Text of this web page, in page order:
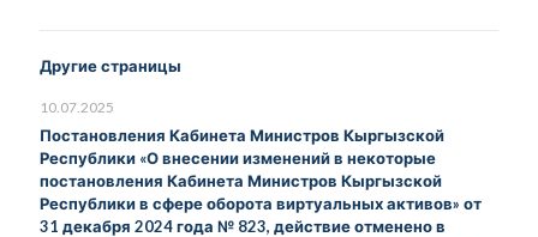
Другие страницы
10.07.2025
Постановления Кабинета Министров Кыргызской
Республики «О внесении изменений в некоторые
постановления Кабинета Министров Кыргызской
Республики в сфере оборота виртуальных активов» от
31 декабря 2024 года № 823, действие отменено в